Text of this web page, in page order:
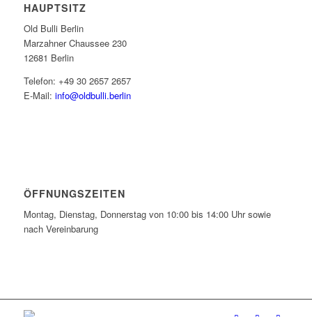
HAUPTSITZ
Old Bulli Berlin
Marzahner Chaussee 230
12681 Berlin
Telefon: +49 30 2657 2657
E-Mail: info@oldbulli.berlin
ÖFFNUNGSZEITEN
Montag, Dienstag, Donnerstag von 10:00 bis 14:00 Uhr sowie
nach Vereinbarung